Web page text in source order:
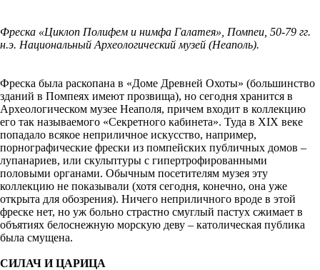
Фреска «Циклоп Полифем и нимфа Галатея», Помпеи, 50-79 гг.
н.э. Национальный Археологический музей (Неаполь).
Фреска была раскопана в «Доме Древней Охоты» (большинство
зданий в Помпеях имеют прозвища), но сегодня хранится в
Археологическом музее Неаполя, причем входит в коллекцию
его так называемого «Секретного кабинета». Туда в XIX веке
попадало всякое неприличное искусство, например,
порнографические фрески из помпейских публичных домов –
лупанариев, или скульптуры с гипертрофированными
половыми органами. Обычным посетителям музея эту
коллекцию не показывали (хотя сегодня, конечно, она уже
открыта для обозрения). Ничего неприличного вроде в этой
фреске нет, но уж больно страстно смуглый пастух сжимает в
объятиях белоснежную морскую деву – католическая публика
была смущена.
СИЛАЧ И ЦАРИЦА